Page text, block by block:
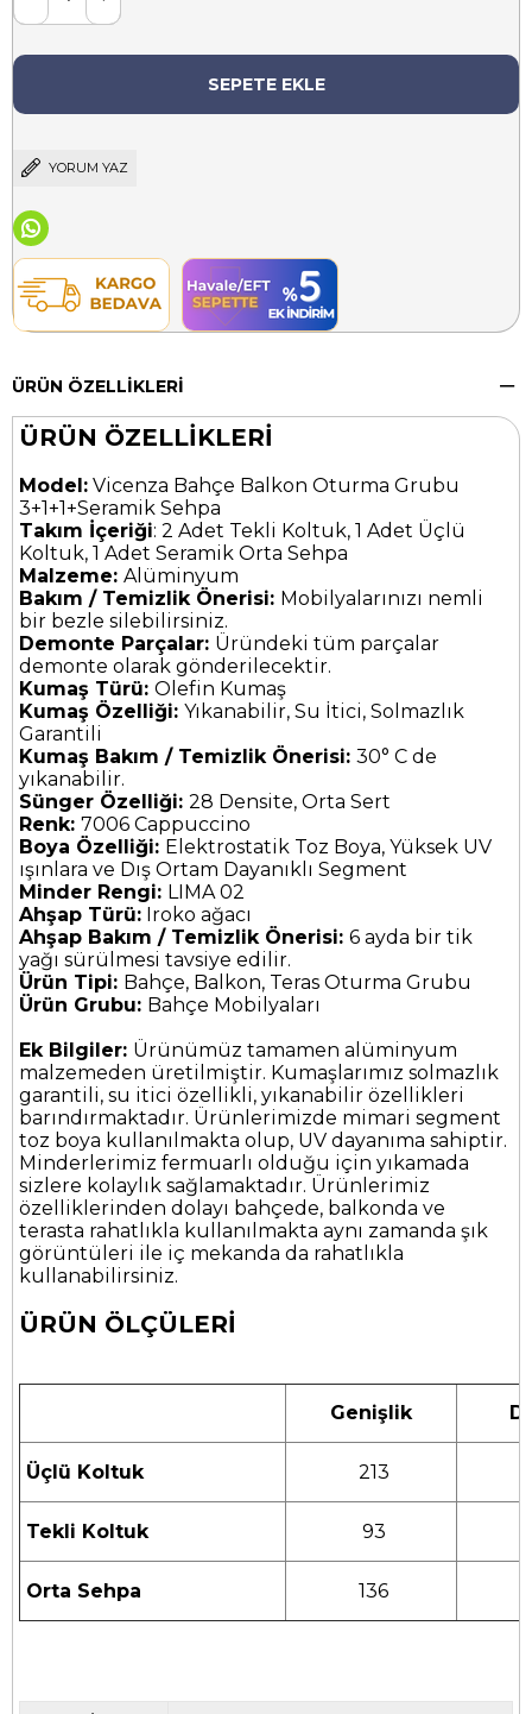
YORUM YAZ
ÜRÜN ÖZELLIKLERI
ÜRÜN ÖZELLİKLERİ
Model: Vicenza Bahçe Balkon Oturma Grubu
3+1+1+Seramik Sehpa
Takım İçeriği: 2 Adet Tekli Koltuk, 1 Adet Üçlü
Koltuk, 1 Adet Seramik Orta Sehpa
Malzeme: Alüminyum
Bakım / Temizlik Önerisi: Mobilyalarınızı nemli
bir bezle silebilirsiniz.
Demonte Parçalar: Üründeki tüm parçalar
demonte olarak gönderilecektir.
Kumaş Türü: Olefin Kumaş
Kumaş Özelliği: Yıkanabilir, Su İtici, Solmazlık
Garantili
Kumaş Bakım / Temizlik Önerisi: 30° C de
yıkanabilir.
Sünger Özelliği: 28 Densite, Orta Sert
Renk: 7006 Cappuccino
Boya Özelliği: Elektrostatik Toz Boya, Yüksek UV
ışınlara ve Dış Ortam Dayanıklı Segment
Minder Rengi: LIMA 02
Ahşap Türü: Iroko ağacı
Ahşap Bakım / Temizlik Önerisi: 6 ayda bir tik
yağı sürülmesi tavsiye edilir.
Ürün Tipi: Bahçe, Balkon, Teras Oturma Grubu
Ürün Grubu: Bahçe Mobilyaları
Ek Bilgiler: Ürünümüz tamamen alüminyum
malzemeden üretilmiştir. Kumaşlarımız solmazlık
garantili, su itici özellikli, yıkanabilir özellikleri
barındırmaktadır. Ürünlerimizde mimari segment
toz boya kullanılmakta olup, UV dayanıma sahiptir.
Minderlerimiz fermuarlı olduğu için yıkamada
sizlere kolaylık sağlamaktadır. Ürünlerimiz
özelliklerinden dolayı bahçede, balkonda ve
terasta rahatlıkla kullanılmakta aynı zamanda şık
görüntüleri ile iç mekanda da rahatlıkla
kullanabilirsiniz.
ÜRÜN ÖLÇÜLERİ
Genişlik
Üçlü Koltuk 213
Tekli Koltuk 93
Orta Sehpa 136